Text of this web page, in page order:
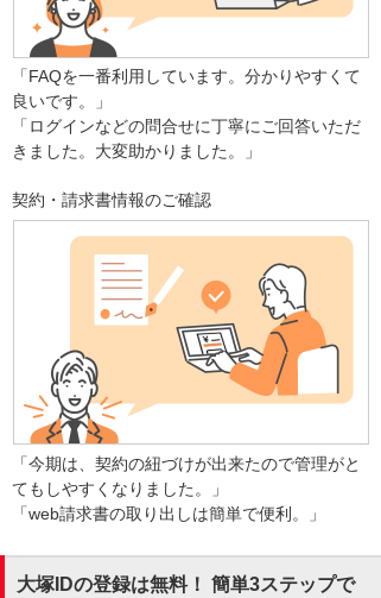
「FAQを一番利用しています。分かりやすくて
良いです。」
「ログインなどの問合せに丁寧にご回答いただ
きました。大変助かりました。」
契約・請求書情報のご確認
「今期は、契約の紐づけが出来たので管理がと
てもしやすくなりました。」
「web請求書の取り出しは簡単で便利。」
大塚IDの登録は無料！ 簡単3ステップで